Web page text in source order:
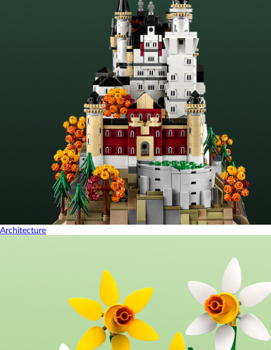
Architecture